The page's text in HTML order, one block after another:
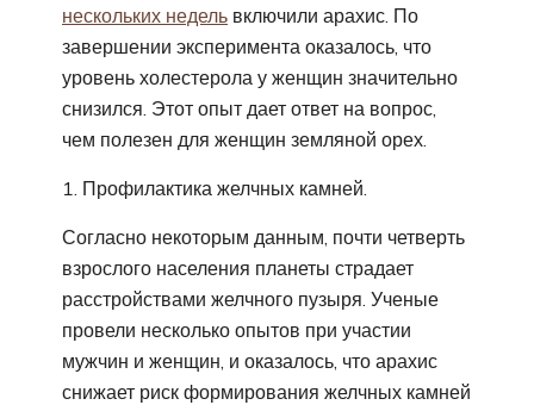
нескольких недель включили арахис. По
завершении эксперимента оказалось, что
уровень холестерола у женщин значительно
снизился. Этот опыт дает ответ на вопрос,
чем полезен для женщин земляной орех.
Профилактика желчных камней.
Согласно некоторым данным, почти четверть
взрослого населения планеты страдает
расстройствами желчного пузыря. Ученые
провели несколько опытов при участии
мужчин и женщин, и оказалось, что арахис
снижает риск формирования желчных камней